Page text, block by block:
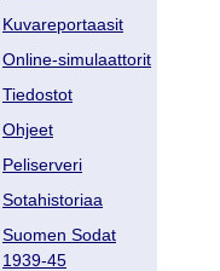
Kuvareportaasit
Online-simulaattorit
Tiedostot
Ohjeet
Peliserveri
Sotahistoriaa
Suomen Sodat
1939-45